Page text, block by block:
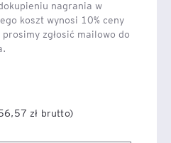
nagrania w
koszt wynosi 10% ceny
zgłosić mailowo do
zł brutto)